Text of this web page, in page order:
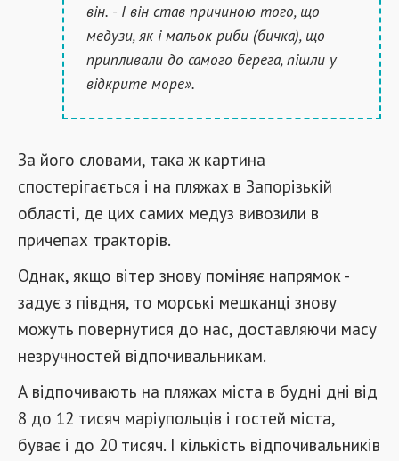
він. - І він став причиною того, що
медузи, як і мальок риби (бичка), що
припливали до самого берега, пішли у
відкрите море».
За його словами, така ж картина
спостерігається і на пляжах в Запорізькій
області, де цих самих медуз вивозили в
причепах тракторів.
Однак, якщо вітер знову поміняє напрямок -
задує з півдня, то морські мешканці знову
можуть повернутися до нас, доставляючи масу
незручностей відпочивальникам.
А відпочивають на пляжах міста в будні дні від
8 до 12 тисяч маріупольців і гостей міста,
буває і до 20 тисяч. І кількість відпочивальників